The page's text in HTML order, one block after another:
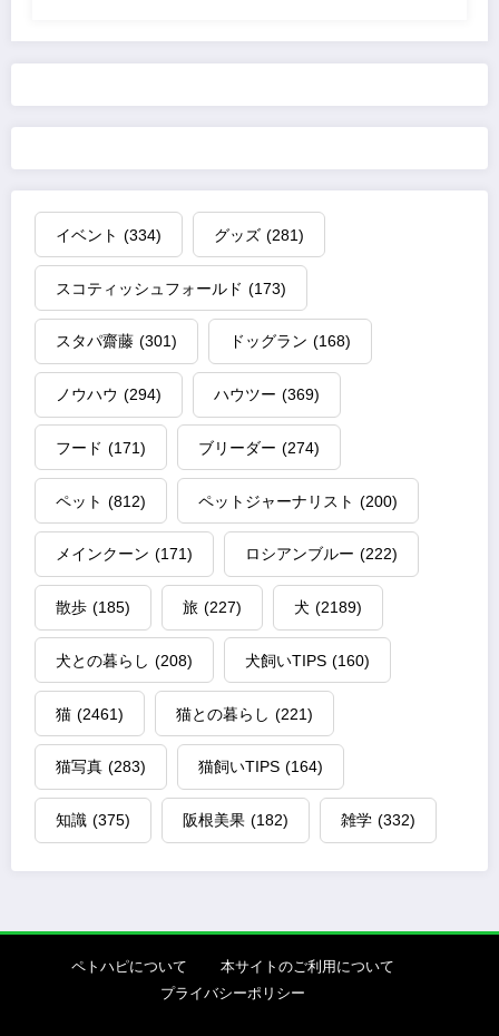
イベント (334) グッズ (281)
スコティッシュフォールド (173)
スタパ齋藤 (301) ドッグラン (168)
ノウハウ (294) ハウツー (369)
フード (171) ブリーダー (274)
ペット (812) ペットジャーナリスト (200)
メインクーン (171) ロシアンブルー (222)
散歩 (185) 旅 (227) 犬 (2189)
犬との暮らし (208) 犬飼いTIPS (160)
猫 (2461) 猫との暮らし (221)
猫写真 (283) 猫飼いTIPS (164)
知識 (375) 阪根美果 (182) 雑学 (332)
ペトハピについて
本サイトのご利用について
プライバシーポリシー